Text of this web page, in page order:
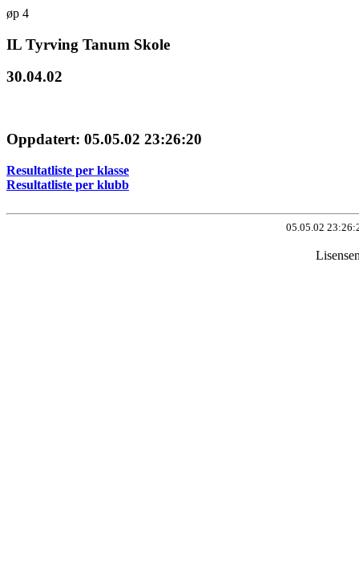
øp 4
IL Tyrving Tanum Skole
30.04.02
Oppdatert: 05.05.02 23:26:20
Resultatliste per klasse
Resultatliste per klubb
05.05.02